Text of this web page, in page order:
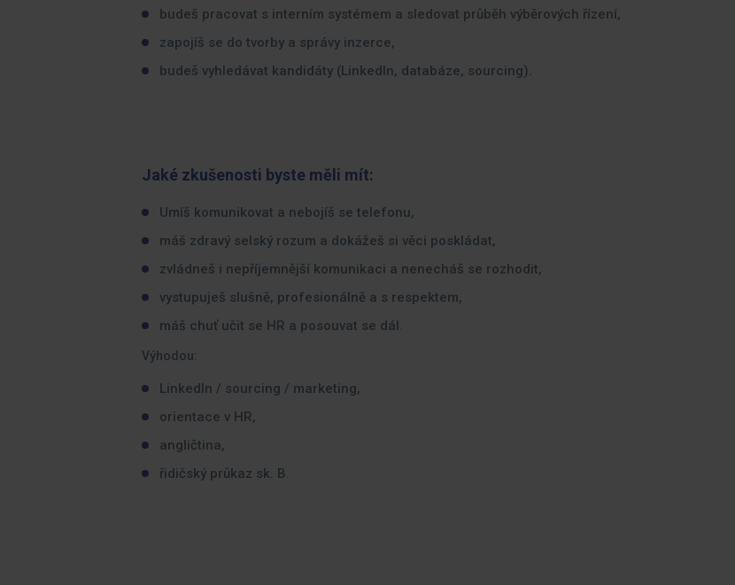
budeš pracovat s interním systémem a sledovat průběh výběrových řízení,
zapojíš se do tvorby a správy inzerce,
budeš vyhledávat kandidáty (LinkedIn, databáze, sourcing).
Jaké zkušenosti byste měli mít:
Umíš komunikovat a nebojíš se telefonu,
máš zdravý selský rozum a dokážeš si věci poskládat,
zvládneš i nepříjemnější komunikaci a nenecháš se rozhodit,
vystupuješ slušně, profesionálně a s respektem,
máš chuť učit se HR a posouvat se dál.
Výhodou:
LinkedIn / sourcing / marketing,
orientace v HR,
angličtina,
řidičský průkaz sk. B.